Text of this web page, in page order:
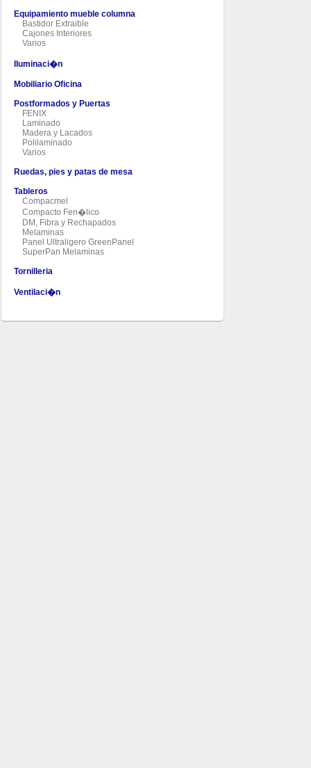
Equipamiento mueble columna
Bastidor Extraible
Cajones Interiores
Varios
Iluminaci�n
Mobiliario Oficina
Postformados y Puertas
FENIX
Laminado
Madera y Lacados
Polilaminado
Varios
Ruedas, pies y patas de mesa
Tableros
Compacmel
Compacto Fen�lico
DM, Fibra y Rechapados
Melaminas
Panel Ultraligero GreenPanel
SuperPan Melaminas
Tornilleria
Ventilaci�n